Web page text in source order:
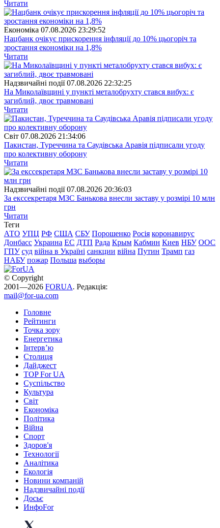
Читати
Економіка 07.08.2026 23:29:52
Нацбанк очікує прискорення інфляції до 10% цьогоріч та
зростання економіки на 1,8%
Читати
Надзвичайні події 07.08.2026 22:32:25
На Миколаївщині у пункті металобрухту стався вибух: є
загиблий, двоє травмовані
Читати
Свiт 07.08.2026 21:34:06
Пакистан, Туреччина та Саудівська Аравія підписали угоду
про колективну оборону
Читати
Надзвичайні події 07.08.2026 20:36:03
За екссекретаря МЗС Банькова внесли заставу у розмірі 10 млн
грн
Читати
Теги
АТО УПЦ РФ США СБУ Порошенко Росія коронавирус
Донбасс Украина ЕС ДТП Рада Крым Кабмин Киев НБУ ООС
ГПУ суд війна в Україні санкции війна Путин Трамп газ
НАБУ пожар Польша выборы
© Copyright
2001—2026 FORUA. Редакція:
mail@for-ua.com
Головне
Рейтинги
Точка зору
Енергетика
Інтерв’ю
Столиця
Дайджест
TOP For UA
Суспiльство
Культура
Світ
Економіка
Політика
Війна
Спорт
Здоров'я
Технології
Аналітика
Екологія
Новини компаній
Надзвичайні події
Досьє
ИнфоFor